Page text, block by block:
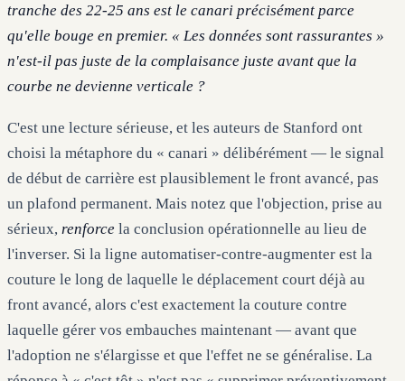
tranche des 22-25 ans est le canari précisément parce
qu'elle bouge en premier. « Les données sont rassurantes »
n'est-il pas juste de la complaisance juste avant que la
courbe ne devienne verticale ?
C'est une lecture sérieuse, et les auteurs de Stanford ont
choisi la métaphore du « canari » délibérément — le signal
de début de carrière est plausiblement le front avancé, pas
un plafond permanent. Mais notez que l'objection, prise au
sérieux, renforce la conclusion opérationnelle au lieu de
l'inverser. Si la ligne automatiser-contre-augmenter est la
couture le long de laquelle le déplacement court déjà au
front avancé, alors c'est exactement la couture contre
laquelle gérer vos embauches maintenant — avant que
l'adoption ne s'élargisse et que l'effet ne se généralise. La